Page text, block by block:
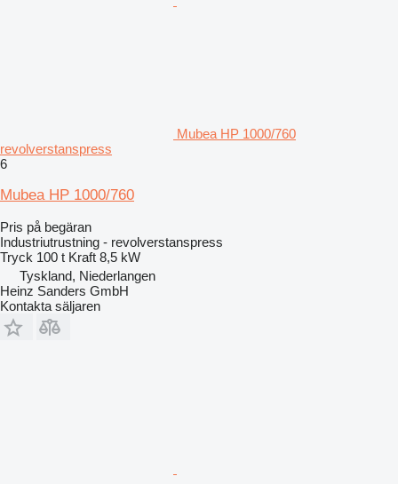
Mubea HP 1000/760
revolverstanspress
6
Mubea HP 1000/760
Pris på begäran
Industriutrustning - revolverstanspress
Tryck 100 t Kraft 8,5 kW
Tyskland, Niederlangen
Heinz Sanders GmbH
Kontakta säljaren